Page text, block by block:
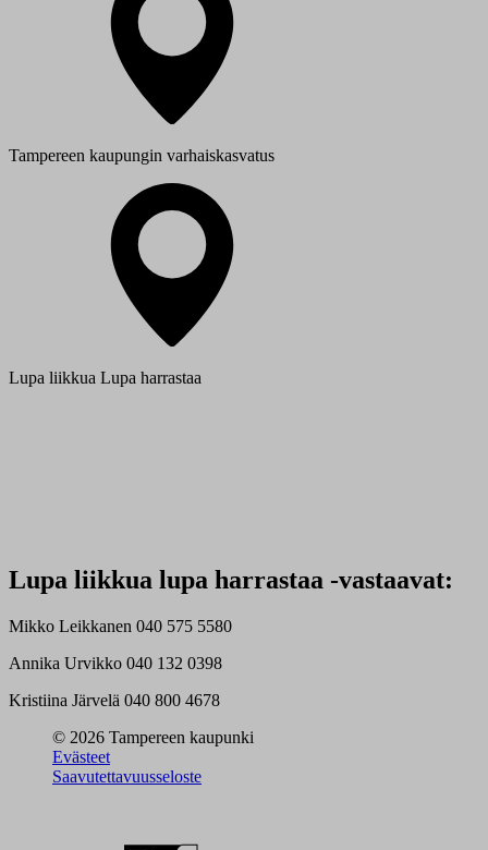
Tampereen kaupungin varhaiskasvatus
Lupa liikkua Lupa harrastaa
Lupa liikkua lupa harrastaa -vastaavat:
Mikko Leikkanen 040 575 5580
Annika Urvikko 040 132 0398
Kristiina Järvelä 040 800 4678
© 2026 Tampereen kaupunki
Evästeet
Saavutettavuusseloste